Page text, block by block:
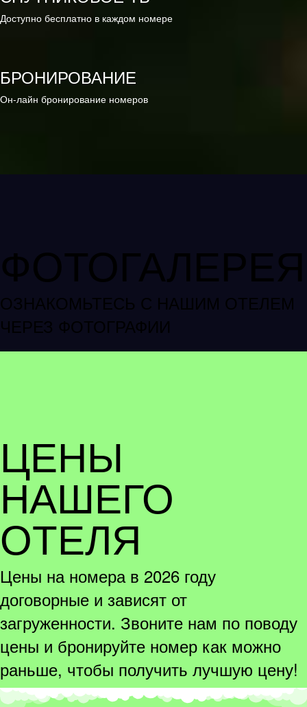
Доступно бесплатно в каждом номере
БРОНИРОВАНИЕ
Он-лайн бронирование номеров
ФОТОГАЛЕРЕЯ
ОЗНАКОМЬТЕСЬ С НАШИМ ОТЕЛЕМ
ЧЕРЕЗ ФОТОГРАФИИ
ЦЕНЫ
НАШЕГО
ОТЕЛЯ
Цены на номера в 2026 году
договорные и зависят от
загруженности. Звоните нам по поводу
цены и бронируйте номер как можно
раньше, чтобы получить лучшую цену!